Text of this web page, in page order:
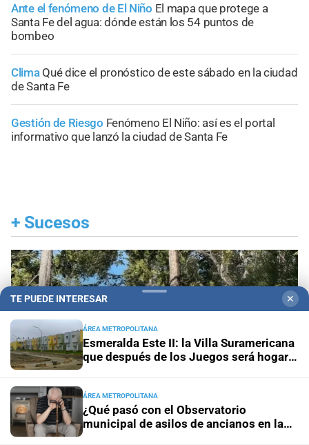
Ante el fenómeno de El Niño El mapa que protege a
Santa Fe del agua: dónde están los 54 puntos de
bombeo
Clima Qué dice el pronóstico de este sábado en la ciudad
de Santa Fe
Gestión de Riesgo Fenómeno El Niño: así es el portal
informativo que lanzó la ciudad de Santa Fe
+ Sucesos
TE PUEDE INTERESAR ✕
ÁREA METROPOLITANA
Esmeralda Este II: la Villa Suramericana
que después de los Juegos será hogar
ÁREA METROPOLITANA
¿Qué pasó con el Observatorio
municipal de asilos de ancianos en la